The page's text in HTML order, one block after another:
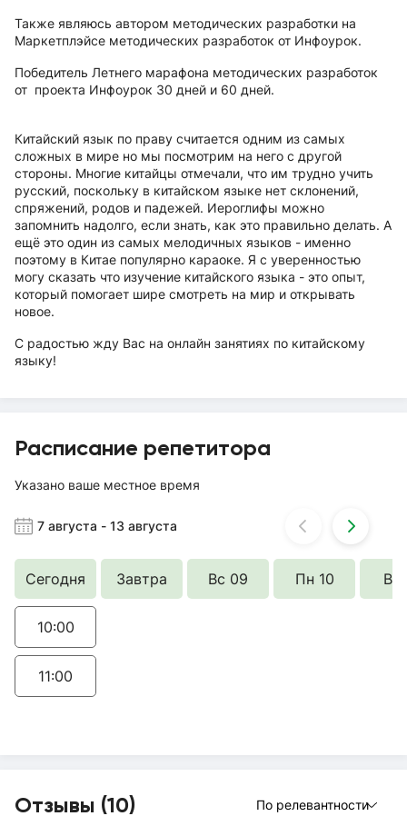
Также являюсь автором методических разработки на
Маркетплэйсе методических разработок от Инфоурок.
Победитель Летнего марафона методических разработок
от проекта Инфоурок 30 дней и 60 дней.
Китайский язык по праву считается одним из самых
сложных в мире но мы посмотрим на него с другой
стороны. Многие китайцы отмечали, что им трудно учить
русский, поскольку в китайском языке нет склонений,
спряжений, родов и падежей. Иероглифы можно
запомнить надолго, если знать, как это правильно делать. А
ещё это один из самых мелодичных языков - именно
поэтому в Китае популярно караоке. Я с уверенностью
могу сказать что изучение китайского языка - это опыт,
который помогает шире смотреть на мир и открывать
новое.
С радостью жду Вас на онлайн занятиях по китайскому
языку!
Расписание репетитора
Указано ваше местное время
7 августа - 13 августа
Сегодня Завтра Вс 09 Пн 10 Вт
10:00
11:00
Отзывы (10) По релевантности